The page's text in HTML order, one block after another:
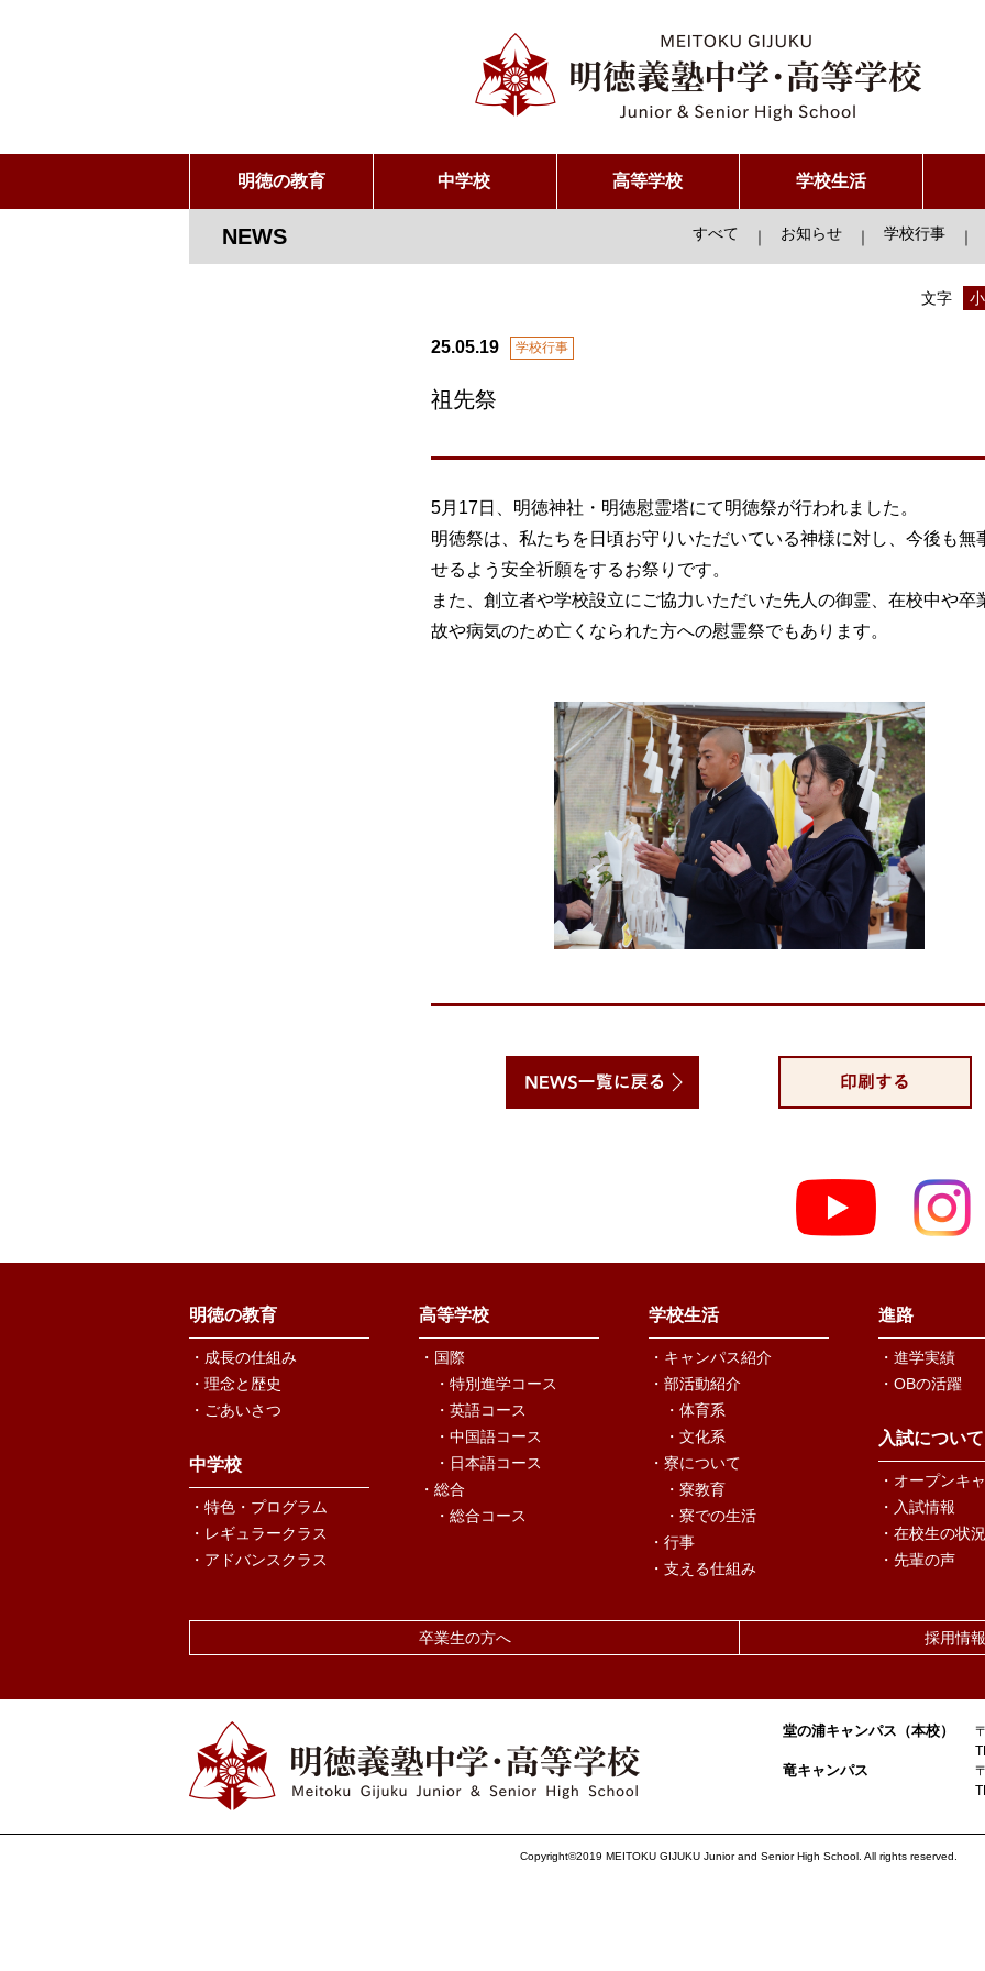
明徳の教育 中学校 高等学校 学校生活
NEWS すべて ｜ お知らせ ｜ 学校行事 ｜
文字 小
学校行事
25.05.19
祖先祭
5月17日、明徳神社・明徳慰霊塔にて明徳祭が行われました。
明徳祭は、私たちを日頃お守りいただいている神様に対し、今後も無
せるよう安全祈願をするお祭りです。
また、創立者や学校設立にご協力いただいた先人の御霊、在校中や卒
故や病気のため亡くなられた方への慰霊祭でもあります。
明徳の教育
・成長の仕組み
・理念と歴史
・ごあいさつ
中学校
・特色・プログラム
・レギュラークラス
・アドバンスクラス
高等学校
・国際
・特別進学コース
・英語コース
・中国語コース
・日本語コース
・総合
・総合コース
学校生活
・キャンパス紹介
・部活動紹介
・体育系
・文化系
・寮について
・寮教育
・寮での生活
・行事
・支える仕組み
進路
・進学実績
・OBの活躍
入試について
・オープンキ
・入試情報
・在校生の状況
・先輩の声
卒業生の方へ 採用情報
堂の浦キャンパス（本校）
竜キャンパス
Copyright©2019 MEITOKU GIJUKU Junior and Senior High School. All rights reserved.